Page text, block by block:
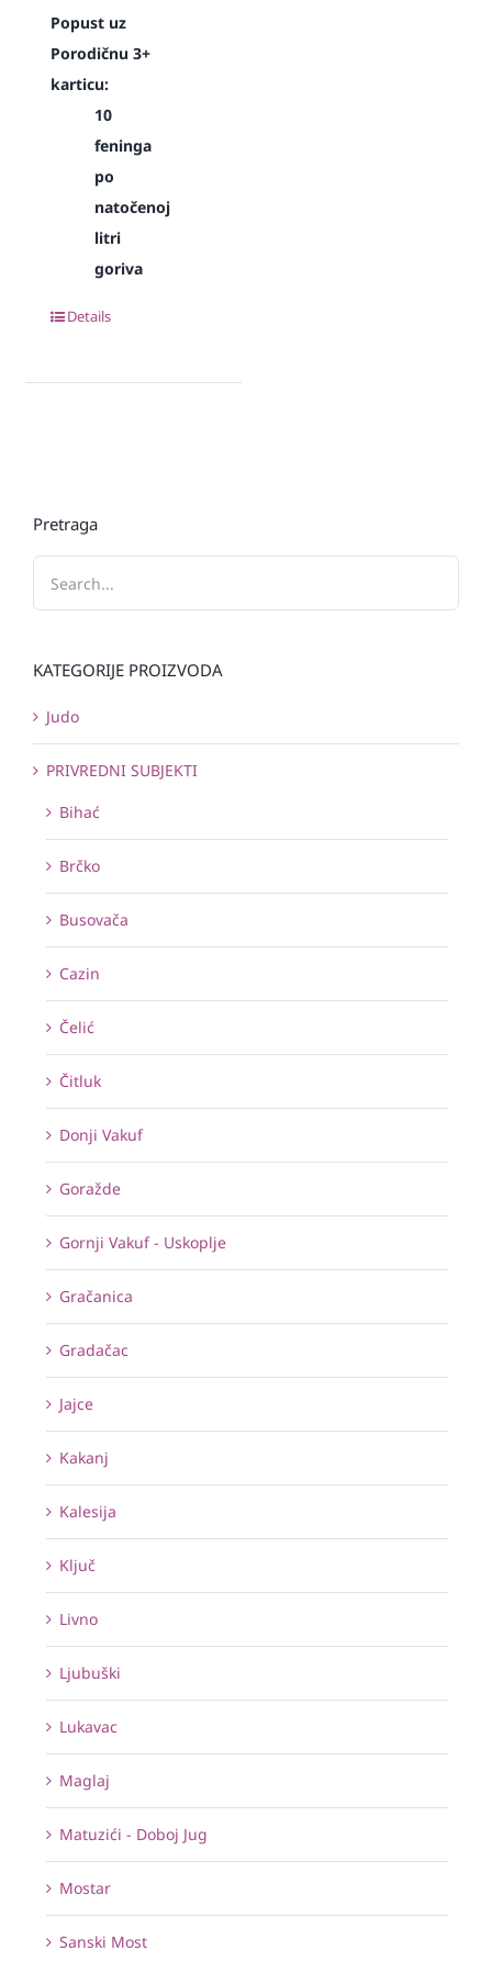
Popust uz
Porodičnu 3+
karticu:
10
feninga
po
natočenoj
litri
goriva
Details
Pretraga
KATEGORIJE PROIZVODA
Judo
PRIVREDNI SUBJEKTI
Bihać
Brčko
Busovača
Cazin
Čelić
Čitluk
Donji Vakuf
Goražde
Gornji Vakuf - Uskoplje
Gračanica
Gradačac
Jajce
Kakanj
Kalesija
Ključ
Livno
Ljubuški
Lukavac
Maglaj
Matuzići - Doboj Jug
Mostar
Sanski Most